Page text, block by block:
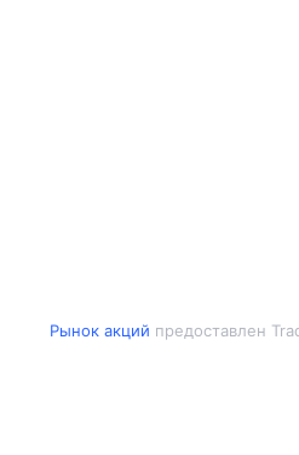
Рынок акций предоставлен